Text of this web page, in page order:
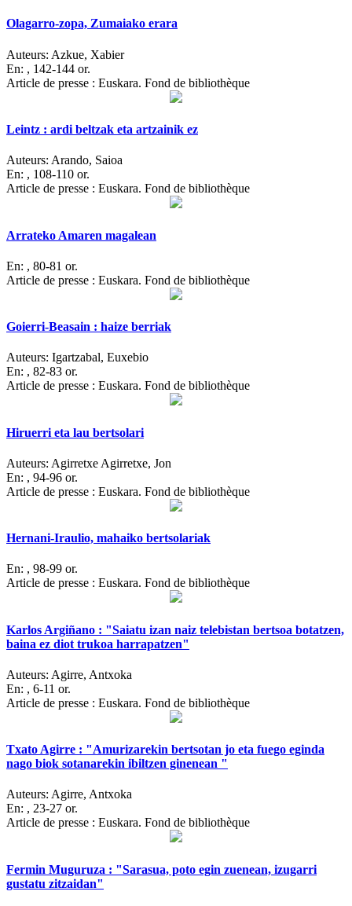
Olagarro-zopa, Zumaiako erara
Auteurs: Azkue, Xabier
En: , 142-144 or.
Article de presse : Euskara. Fond de bibliothèque
Leintz : ardi beltzak eta artzainik ez
Auteurs: Arando, Saioa
En: , 108-110 or.
Article de presse : Euskara. Fond de bibliothèque
Arrateko Amaren magalean
En: , 80-81 or.
Article de presse : Euskara. Fond de bibliothèque
Goierri-Beasain : haize berriak
Auteurs: Igartzabal, Euxebio
En: , 82-83 or.
Article de presse : Euskara. Fond de bibliothèque
Hiruerri eta lau bertsolari
Auteurs: Agirretxe Agirretxe, Jon
En: , 94-96 or.
Article de presse : Euskara. Fond de bibliothèque
Hernani-Iraulio, mahaiko bertsolariak
En: , 98-99 or.
Article de presse : Euskara. Fond de bibliothèque
Karlos Argiñano : "Saiatu izan naiz telebistan bertsoa botatzen,
baina ez diot trukoa harrapatzen"
Auteurs: Agirre, Antxoka
En: , 6-11 or.
Article de presse : Euskara. Fond de bibliothèque
Txato Agirre : "Amurizarekin bertsotan jo eta fuego eginda
nago biok sotanarekin ibiltzen ginenean "
Auteurs: Agirre, Antxoka
En: , 23-27 or.
Article de presse : Euskara. Fond de bibliothèque
Fermin Muguruza : "Sarasua, poto egin zuenean, izugarri
gustatu zitzaidan"